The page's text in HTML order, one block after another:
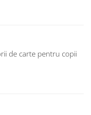
de carte pentru copii